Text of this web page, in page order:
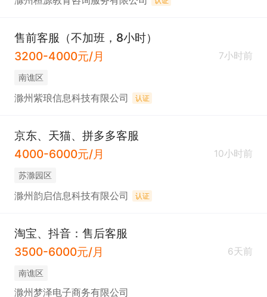
售前客服（不加班，8小时）
3200-4000元/月
7小时前
南谯区
滁州紫琅信息科技有限公司 认证
京东、天猫、拼多多客服
4000-6000元/月
10小时前
苏滁园区
滁州韵启信息科技有限公司 认证
淘宝、抖音：售后客服
3500-6000元/月
6天前
南谯区
滁州梦泽电子商务有限公司